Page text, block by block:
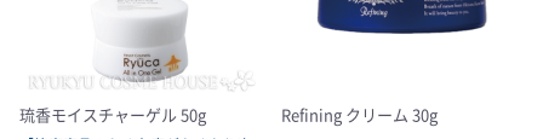
琉香モイスチャーゲル 50g
Refining クリーム 30g